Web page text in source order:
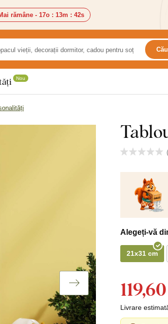
rămâne - 17o : 13m : 41s
Nou
(
Alegeți-vă
21x31 cm
Livrare